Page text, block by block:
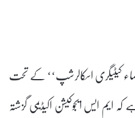
کیٹیگری اسکالرشپ‘‘ کے تحت
ایم ایس ایجوکیشن اکیڈیمی گزشتہ